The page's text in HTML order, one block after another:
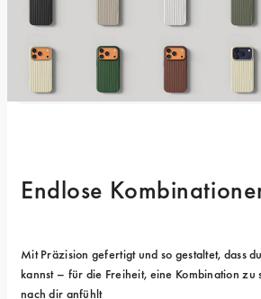
Endlose
Mit Präzision gefertigt und so gestaltet, dass
kannst – für die Freiheit, eine Kombination zu
nach dir anfühlt